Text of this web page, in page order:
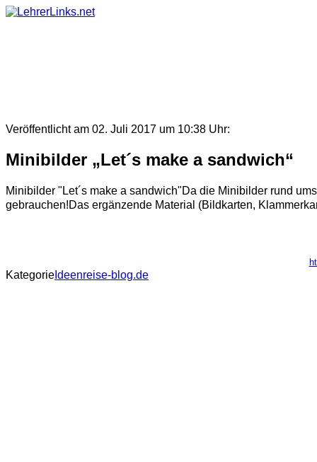
Skip
Veröffentlicht am 02. Juli 2017 um 10:38 Uhr:
Minibilder „Let´s make a sandwich“
Minibilder "Let´s make a sandwich"Da die Minibilder rund
gebrauchen!Das ergänzende Material (Bildkarten,
Kategorie Ideenreise-blog.de